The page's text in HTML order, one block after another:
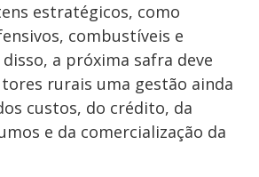
estratégicos, como
combustíveis e
a próxima safra deve
rurais uma gestão ainda
custos, do crédito, da
e da comercialização da